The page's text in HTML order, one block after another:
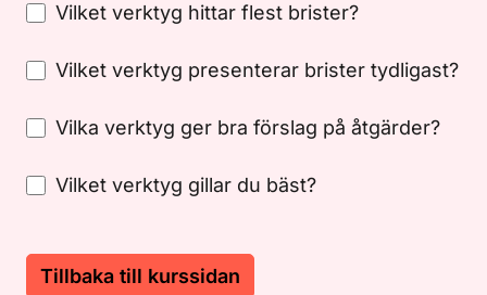
Vilket verktyg hittar flest brister?
Vilket verktyg presenterar brister tydligast?
Vilka verktyg ger bra förslag på åtgärder?
Vilket verktyg gillar du bäst?
Tillbaka till kurssidan